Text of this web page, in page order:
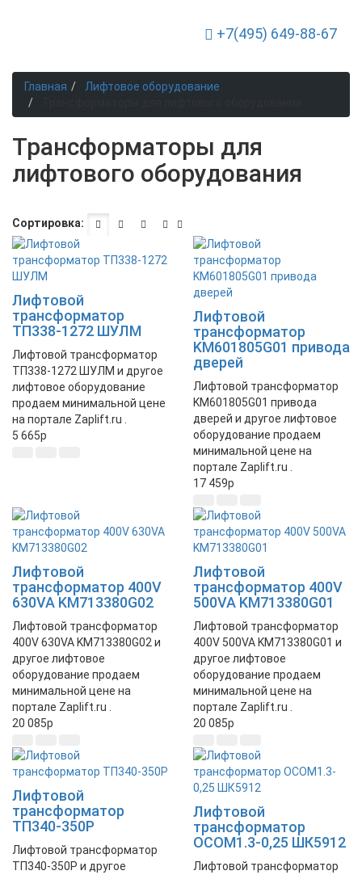
+7(495) 649-88-67
Toggle Navigation
Главная
Лифтовое оборудование
Трансформаторы для
лифтового оборудования
Сортировка:
Лифтовой
трансформатор
ТП338-1272 ШУЛМ
Лифтовой трансформатор
ТП338-1272 ШУЛМ и другое
лифтовое оборудование
продаем минимальной цене
на портале Zaplift.ru .
5 665p
Лифтовой
трансформатор
KM601805G01 привода
дверей
Лифтовой трансформатор
KM601805G01 привода
дверей и другое лифтовое
оборудование продаем
минимальной цене на
портале Zaplift.ru .
17 459p
Лифтовой
трансформатор 400V
630VA KM713380G02
Лифтовой трансформатор
400V 630VA KM713380G02 и
другое лифтовое
оборудование продаем
минимальной цене на
портале Zaplift.ru .
20 085p
Лифтовой
трансформатор 400V
500VA KM713380G01
Лифтовой трансформатор
400V 500VA KM713380G01 и
другое лифтовое
оборудование продаем
минимальной цене на
портале Zaplift.ru .
20 085p
Лифтовой
трансформатор
ТП340-350Р
Лифтовой трансформатор
ТП340-350Р и другое
Лифтовой
трансформатор
ОСОМ1.3-0,25 ШК5912
Лифтовой трансформатор